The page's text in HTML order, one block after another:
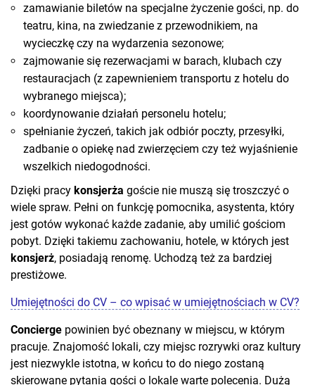
zamawianie biletów na specjalne życzenie gości, np. do
teatru, kina, na zwiedzanie z przewodnikiem, na
wycieczkę czy na wydarzenia sezonowe;
zajmowanie się rezerwacjami w barach, klubach czy
restauracjach (z zapewnieniem transportu z hotelu do
wybranego miejsca);
koordynowanie działań personelu hotelu;
spełnianie życzeń, takich jak odbiór poczty, przesyłki,
zadbanie o opiekę nad zwierzęciem czy też wyjaśnienie
wszelkich niedogodności.
Dzięki pracy konsjerża goście nie muszą się troszczyć o
wiele spraw. Pełni on funkcję pomocnika, asystenta, który
jest gotów wykonać każde zadanie, aby umilić gościom
pobyt. Dzięki takiemu zachowaniu, hotele, w których jest
konsjerż, posiadają renomę. Uchodzą też za bardziej
prestiżowe.
Umiejętności do CV – co wpisać w umiejętnościach w CV?
Concierge powinien być obeznany w miejscu, w którym
pracuje. Znajomość lokali, czy miejsc rozrywki oraz kultury
jest niezwykle istotna, w końcu to do niego zostaną
skierowane pytania gości o lokale warte polecenia. Dużą